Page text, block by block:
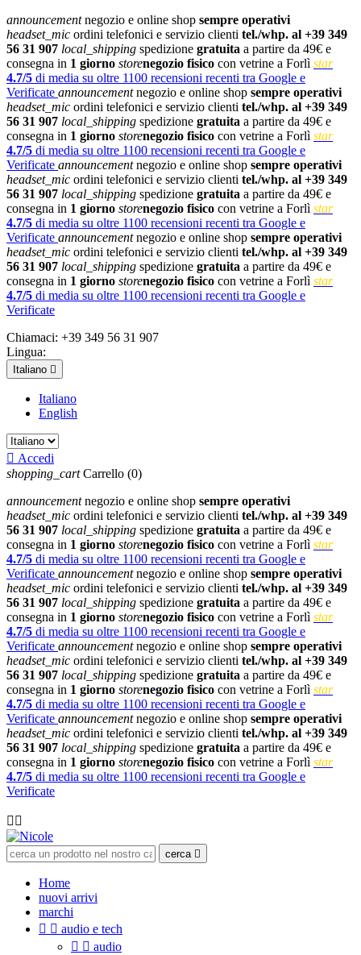
announcementnegozio e online shop sempre operativi
headset_mic ordini telefonici e servizio clienti tel./whp. al +39 349
56 31 907 local_shipping spedizione gratuita a partire da 49€ e
consegna in 1 giorno storenegozio fisico con vetrine a Forlì star
4.7/5 di media su oltre 1100 recensioni recenti tra Google e
Verificate announcementnegozio e online shop sempre operativi
headset_mic ordini telefonici e servizio clienti tel./whp. al +39 349
56 31 907 local_shipping spedizione gratuita a partire da 49€ e
consegna in 1 giorno storenegozio fisico con vetrine a Forlì star
4.7/5 di media su oltre 1100 recensioni recenti tra Google e
Verificate announcementnegozio e online shop sempre operativi
headset_mic ordini telefonici e servizio clienti tel./whp. al +39 349
56 31 907 local_shipping spedizione gratuita a partire da 49€ e
consegna in 1 giorno storenegozio fisico con vetrine a Forlì star
4.7/5 di media su oltre 1100 recensioni recenti tra Google e
Verificate announcementnegozio e online shop sempre operativi
headset_mic ordini telefonici e servizio clienti tel./whp. al +39 349
56 31 907 local_shipping spedizione gratuita a partire da 49€ e
consegna in 1 giorno storenegozio fisico con vetrine a Forlì star
4.7/5 di media su oltre 1100 recensioni recenti tra Google e
Verificate
Chiamaci: +39 349 56 31 907
Lingua:
Italiano 
Italiano
English
 Accedi
shopping_cart Carrello (0)
announcementnegozio e online shop sempre operativi
headset_mic ordini telefonici e servizio clienti tel./whp. al +39 349
56 31 907 local_shipping spedizione gratuita a partire da 49€ e
consegna in 1 giorno storenegozio fisico con vetrine a Forlì star
4.7/5 di media su oltre 1100 recensioni recenti tra Google e
Verificate announcementnegozio e online shop sempre operativi
headset_mic ordini telefonici e servizio clienti tel./whp. al +39 349
56 31 907 local_shipping spedizione gratuita a partire da 49€ e
consegna in 1 giorno storenegozio fisico con vetrine a Forlì star
4.7/5 di media su oltre 1100 recensioni recenti tra Google e
Verificate announcementnegozio e online shop sempre operativi
headset_mic ordini telefonici e servizio clienti tel./whp. al +39 349
56 31 907 local_shipping spedizione gratuita a partire da 49€ e
consegna in 1 giorno storenegozio fisico con vetrine a Forlì star
4.7/5 di media su oltre 1100 recensioni recenti tra Google e
Verificate announcementnegozio e online shop sempre operativi
headset_mic ordini telefonici e servizio clienti tel./whp. al +39 349
56 31 907 local_shipping spedizione gratuita a partire da 49€ e
consegna in 1 giorno storenegozio fisico con vetrine a Forlì star
4.7/5 di media su oltre 1100 recensioni recenti tra Google e
Verificate

cerca 
Home
nuovi arrivi
marchi
  audio e tech
  audio